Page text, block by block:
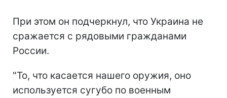
При этом он подчеркнул, что Украина не
сражается с рядовыми гражданами
России.
"То, что касается нашего оружия, оно
используется сугубо по военным